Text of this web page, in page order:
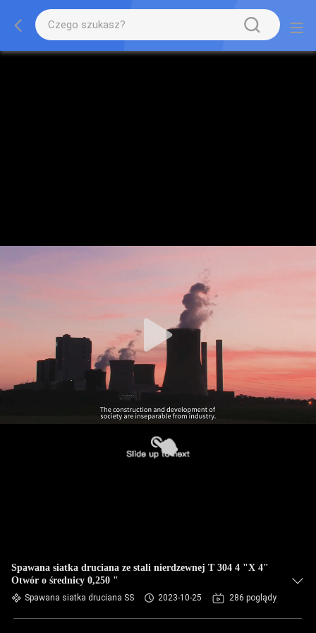
Spawana siatka druciana ze stali nierdzewnej T 304 4 "X 4"
Otwór o średnicy 0,250 "
Spawana siatka druciana SS 2023-10-25 286 poglądy